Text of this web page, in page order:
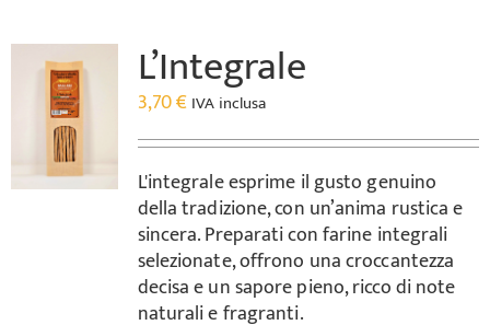
L’Integrale
3,70€ IVA inclusa
L'integrale esprime il gusto genuino
della tradizione, con un’anima rustica e
sincera. Preparati con farine integrali
selezionate, offrono una croccantezza
decisa e un sapore pieno, ricco di note
naturali e fragranti.